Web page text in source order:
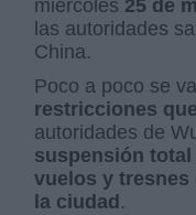
miércoles 25 de
las autoridades
China.
Poco a poco se
restricciones
autoridades de
suspensión
vuelos y tresnes
la ciudad .